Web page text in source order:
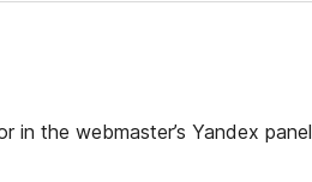
in the webmaster’s Yandex panel